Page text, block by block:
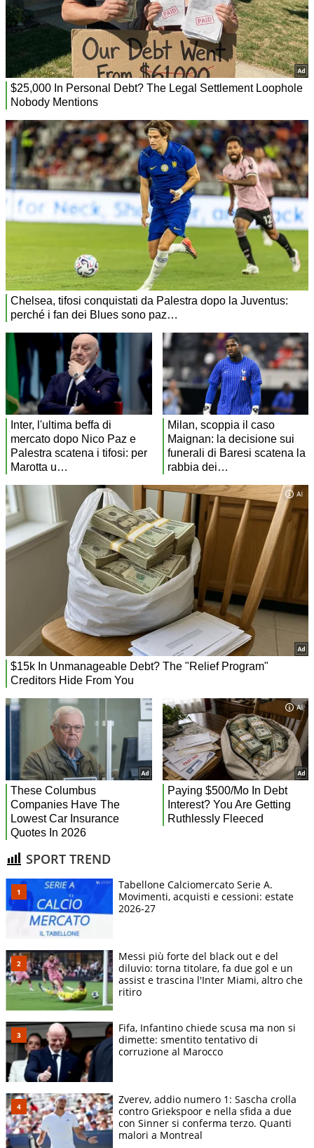
SPORT TREND
Tabellone Calciomercato Serie A.
Movimenti, acquisti e cessioni: estate
2026-27
Messi più forte del black out e del
diluvio: torna titolare, fa due gol e un
assist e trascina l'Inter Miami, altro che
ritiro
Fifa, Infantino chiede scusa ma non si
dimette: smentito tentativo di
corruzione al Marocco
Zverev, addio numero 1: Sascha crolla
contro Griekspoor e nella sfida a due
con Sinner si conferma terzo. Quanti
malori a Montreal